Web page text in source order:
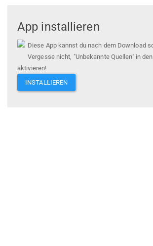
App installieren
Diese App kannst du nach dem Download
Vergesse nicht, "Unbekannte Quellen" in
aktivieren!
INSTALLIEREN